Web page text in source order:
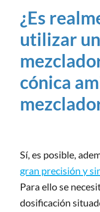
¿Es
utilizar
cónica
Sí, es posible,
gran precisión y
Para ello se
dosificación